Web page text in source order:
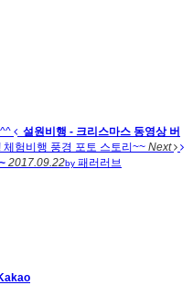
설원비행 - 크리스마스 동영상 버
체험비행 풍경 포토 스토리~~ Next
2017.09.22by 패러러브